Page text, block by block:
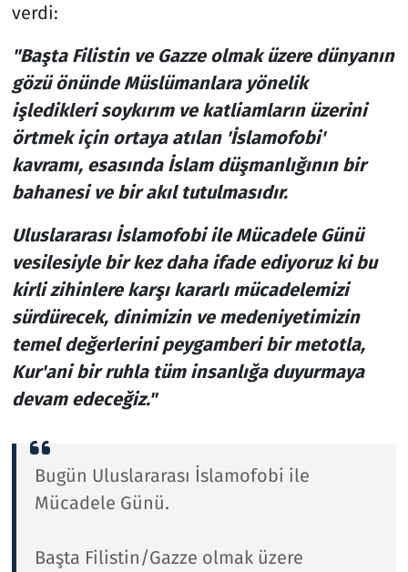
verdi:
"Başta Filistin ve Gazze olmak üzere dünyanın
gözü önünde Müslümanlara yönelik
işledikleri soykırım ve katliamların üzerini
örtmek için ortaya atılan 'İslamofobi'
kavramı, esasında İslam düşmanlığının bir
bahanesi ve bir akıl tutulmasıdır.
Uluslararası İslamofobi ile Mücadele Günü
vesilesiyle bir kez daha ifade ediyoruz ki bu
kirli zihinlere karşı kararlı mücadelemizi
sürdürecek, dinimizin ve medeniyetimizin
temel değerlerini peygamberi bir metotla,
Kur'ani bir ruhla tüm insanlığa duyurmaya
devam edeceğiz."
Bugün Uluslararası İslamofobi ile
Mücadele Günü.
Başta Filistin/Gazze olmak üzere